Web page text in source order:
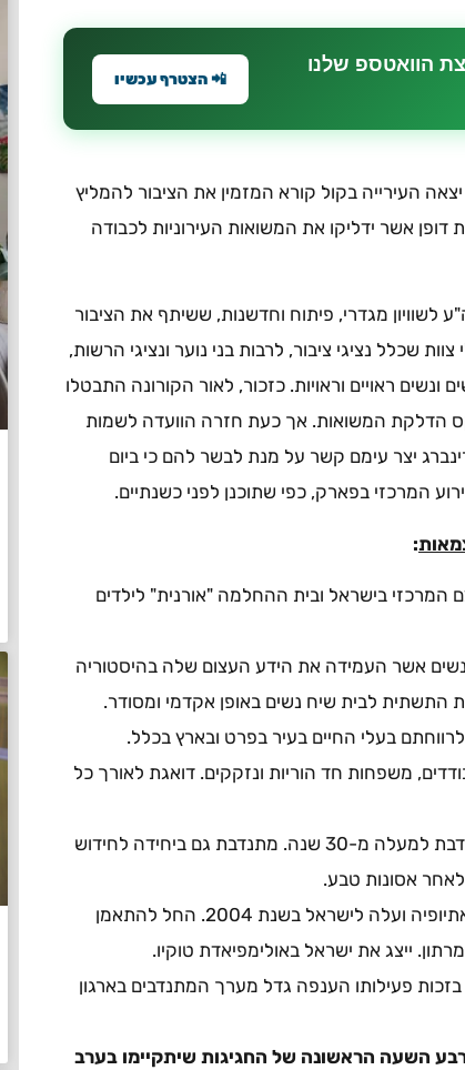
הוואטספ שלנו
📲 הצטרף עכשיו
כזכור, לפני כשנתיים, לקראת יום העצמאות 2020 יצאה העירייה בקול קורא המזמין את הציבור להמליץ
דופן אשר ידליקו את המשואות העירוניות לכבודה
לשוויון מגדרי, פיתוח וחדשנות, ששיתף את הציבור
שכלל נציגי ציבור, לרבות בני נוער ונציגי הרשות,
ראויים וראויות. כזכור, לאור הקורונה התבטלו
הדלקת המשואות. אך כעת חזרה הוועדה לשמות
יצר עימם קשר על מנת לבשר להם כי ביום
המרכזי בפארק, כפי שתוכנן לפני כשנתיים.
:
בישראל ובית ההחלמה "אורנית" לילדים
אשר העמידה את הידע העצום שלה בהיסטוריה
התשתית לבית שיח נשים באופן אקדמי ומסודר.
בעלי החיים בעיר בפרט ובארץ בכלל.
משפחות חד הוריות ונזקקים. דואגת לאורך כל
– חובשת בכירה במד"א שם היא מתנדבת למעלה מ-30 שנה. מתנדבת גם ביחידה לחידוש
אסונות טבע.
– ספורטאי אולימפי אשר נולד באתיופיה ועלה לישראל בשנת 2004. החל להתאמן
פעילותו הענפה גדל מערך המתנדבים בארגון
הדלקת המשואות יתקיים בשעה 20:00 ברבע השעה הראשונה של החגיגות שיתקיימו בערב